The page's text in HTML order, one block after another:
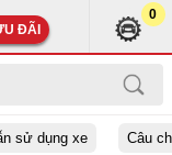
ĐÃI
0
sử dụng xe Câu